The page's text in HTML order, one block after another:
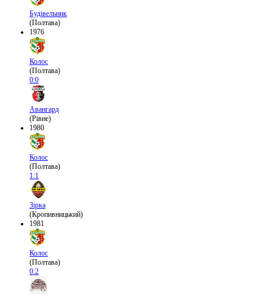
Будівельник
(Полтава)
1976
Колос
(Полтава)
0:0
Авангард
(Рівне)
1980
Колос
(Полтава)
1:1
Зірка
(Кропивницький)
1981
Колос
(Полтава)
0:2